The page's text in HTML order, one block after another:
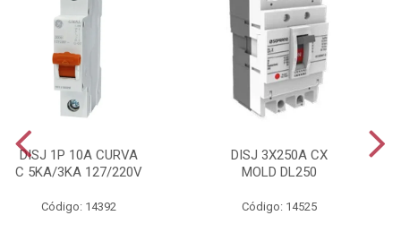
DISJ 1P 10A CURVA
C 5KA/3KA 127/220V
Código: 14392
DISJ 3X250A CX
MOLD DL250
Código: 14525